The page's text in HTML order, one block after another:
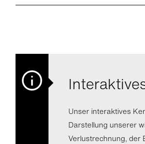
Unser interaktives
Darstellung unserer
Verlustrechnung, der